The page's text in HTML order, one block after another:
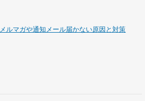
メルマガや通知メール届かない原因と対策